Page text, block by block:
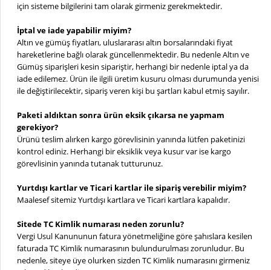
için sisteme bilgilerini tam olarak girmeniz gerekmektedir.
İptal ve iade yapabilir miyim?
Altın ve gümüş fiyatları, uluslararası altın borsalarındaki fiyat
hareketlerine bağlı olarak güncellenmektedir. Bu nedenle Altın ve
Gümüş siparişleri kesin sipariştir, herhangi bir nedenle iptal ya da
iade edilemez. Ürün ile ilgili üretim kusuru olması durumunda yenisi
ile değiştirilecektir, sipariş veren kişi bu şartları kabul etmiş sayılır.
Paketi aldıktan sonra ürün eksik çıkarsa ne yapmam
gerekiyor?
Ürünü teslim alırken kargo görevlisinin yanında lütfen paketinizi
kontrol ediniz. Herhangi bir eksiklik veya kusur var ise kargo
görevlisinin yanında tutanak tutturunuz.
Yurtdışı kartlar ve Ticari kartlar ile sipariş verebilir miyim?
Maalesef sitemiz Yurtdışı kartlara ve Ticari kartlara kapalıdır.
Sitede TC Kimlik numarası neden zorunlu?
Vergi Usul Kanununun fatura yönetmeliğine göre şahıslara kesilen
faturada TC Kimlik numarasının bulundurulması zorunludur. Bu
nedenle, siteye üye olurken sizden TC Kimlik numarasını girmeniz